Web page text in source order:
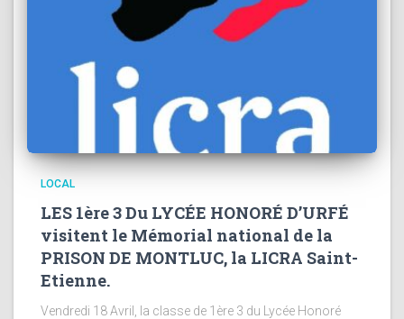
LOCAL
LES 1ère 3 Du LYCÉE HONORÉ D’URFÉ
visitent le Mémorial national de la
PRISON DE MONTLUC, la LICRA Saint-
Etienne.
Vendredi 18 Avril, la classe de 1ère 3 du Lycée Honoré